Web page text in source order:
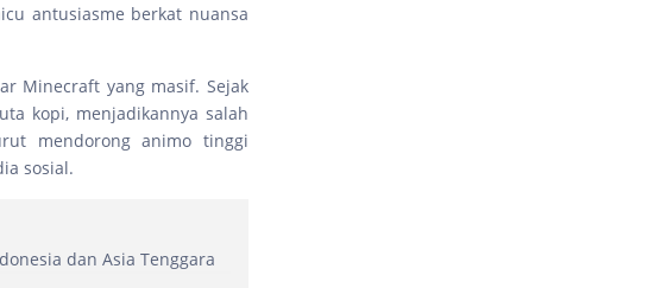
antusiasme berkat nuansa
Minecraft yang masif. Sejak
kopi, menjadikannya salah
mendorong animo tinggi
sosial.
dan Asia Tenggara